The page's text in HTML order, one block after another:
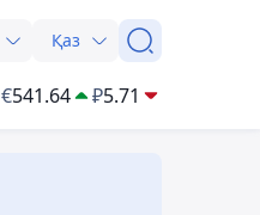
Қаз
€541.64 ₽5.71